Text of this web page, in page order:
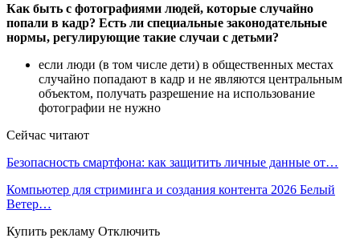
Как быть с фотографиями людей, которые случайно
попали в кадр? Есть ли специальные законодательные
нормы, регулирующие такие случаи с детьми?
если люди (в том числе дети) в общественных местах
случайно попадают в кадр и не являются центральным
объектом, получать разрешение на использование
фотографии не нужно
Сейчас читают
Безопасность смартфона: как защитить личные данные от…
Компьютер для стриминга и создания контента 2026 Белый
Ветер…
Купить рекламу Отключить